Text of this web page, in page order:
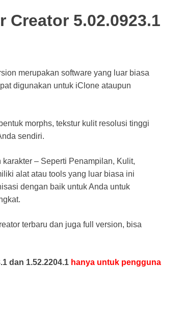
5.02.0923.1
merupakan software yang luar biasa
digunakan untuk iClone ataupun
morphs, tekstur kulit resolusi tinggi
sendiri.
– Seperti Penampilan, Kulit,
alat atau tools yang luar biasa ini
dengan baik untuk Anda untuk
terbaru dan juga full version, bisa
dan 1.52.2204.1 hanya untuk pengguna